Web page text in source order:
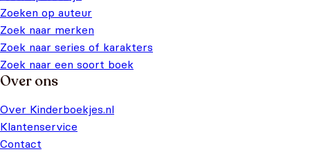
Zoeken op auteur
Zoek naar merken
Zoek naar series of karakters
Zoek naar een soort boek
Over ons
Over Kinderboekjes.nl
Klantenservice
Contact